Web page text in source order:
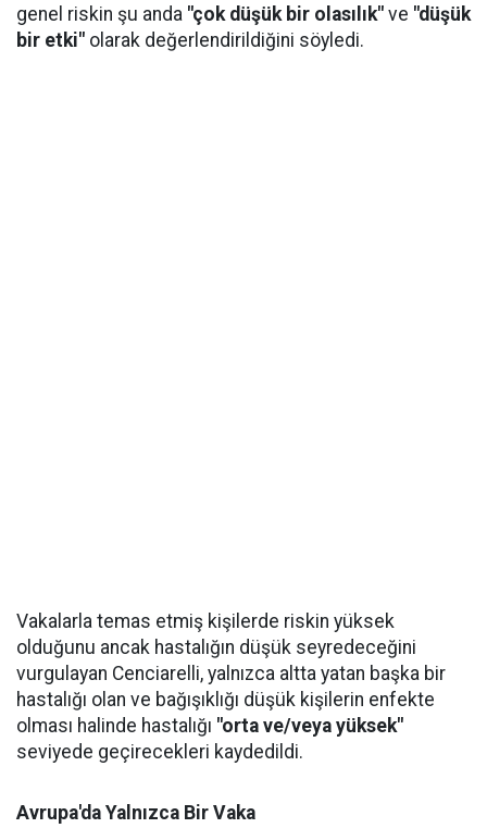
genel riskin şu anda "çok düşük bir olasılık" ve "düşük
bir etki" olarak değerlendirildiğini söyledi.
Vakalarla temas etmiş kişilerde riskin yüksek
olduğunu ancak hastalığın düşük seyredeceğini
vurgulayan Cenciarelli, yalnızca altta yatan başka bir
hastalığı olan ve bağışıklığı düşük kişilerin enfekte
olması halinde hastalığı "orta ve/veya yüksek"
seviyede geçirecekleri kaydedildi.
Avrupa'da Yalnızca Bir Vaka